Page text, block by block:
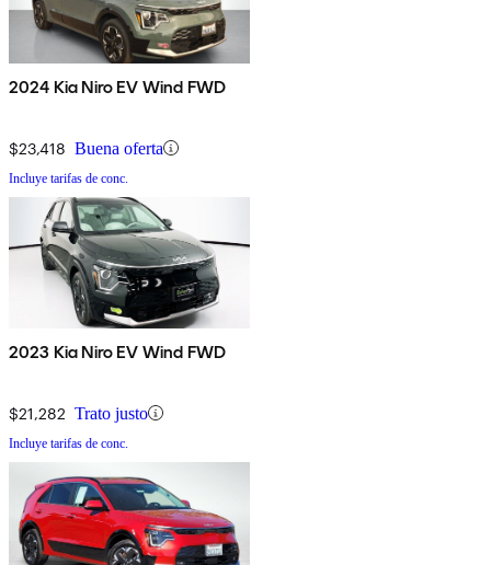
2024 Kia Niro EV Wind FWD
$23,418 Buena oferta
Incluye tarifas de conc.
2023 Kia Niro EV Wind FWD
$21,282 Trato justo
Incluye tarifas de conc.